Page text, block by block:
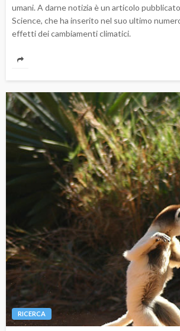
umani. A darne notizia è un articolo
Science, che ha inserito nel suo ultimo
effetti dei cambiamenti climatici.
RICERCA